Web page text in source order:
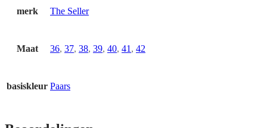
merk The Seller
Maat 36, 37, 38, 39, 40, 41 , 42
basiskleur Paars